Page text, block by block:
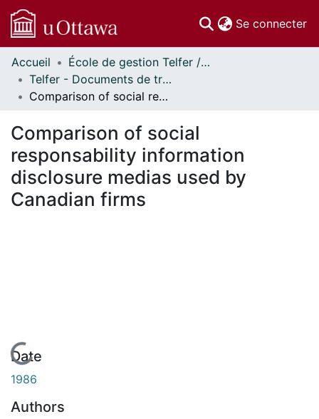
Se connecter
Communautés
et collections
Parcourir
À propos
Accueil
École de gestion Telfer // Telfer School of Management
Telfer - Documents de travail // Telfer - Working Papers
Comparison of social responsability information disclosure medias used by Canadian firms
Comparison of social
responsability information
disclosure medias used by
Canadian firms
En cours de chargement...
Date
1986
Authors